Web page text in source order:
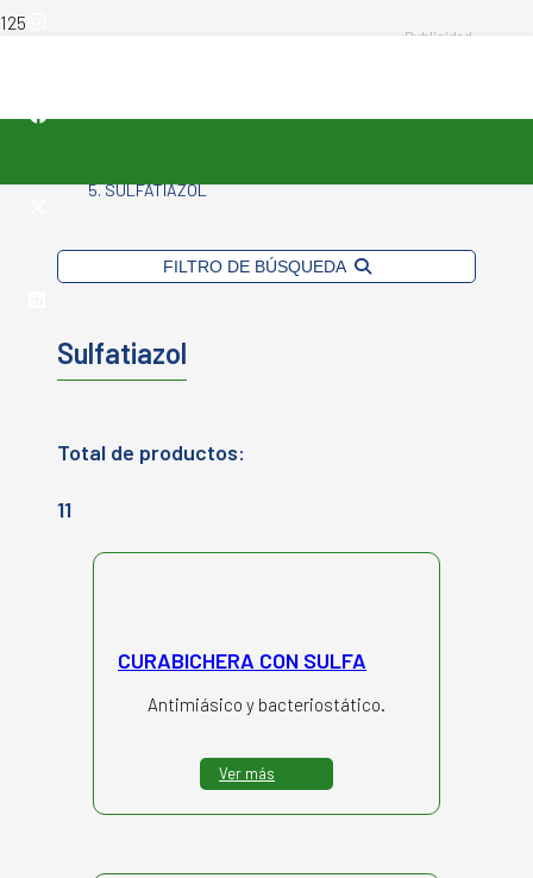
-
SULFATIAZOL
FILTRO DE BÚSQUEDA
Sulfatiazol
Total de productos:
11
CURABICHERA CON SULFA
Antimiásico y bacteriostático.
Ver más